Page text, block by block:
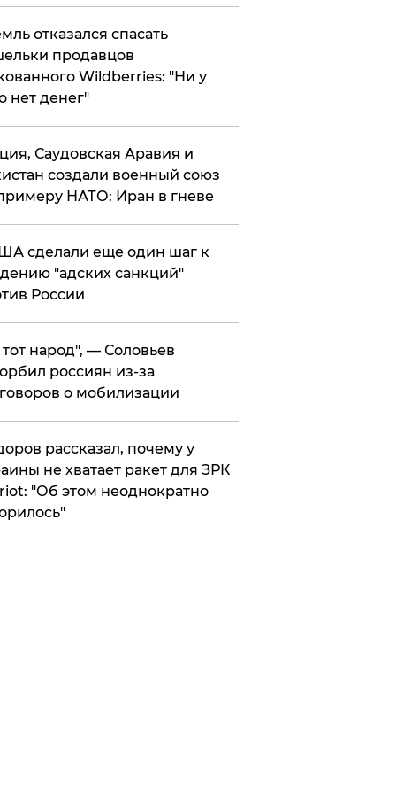
отказался спасать
продавцов
Wildberries: "Ни у
нет денег"
Саудовская Аравия и
создали военный союз
НАТО: Иран в гневе
сделали еще один шаг к
"адских санкций"
России
народ", — Соловьев
россиян из-за
о мобилизации
рассказал, почему у
не хватает ракет для ЗРК
"Об этом неоднократно